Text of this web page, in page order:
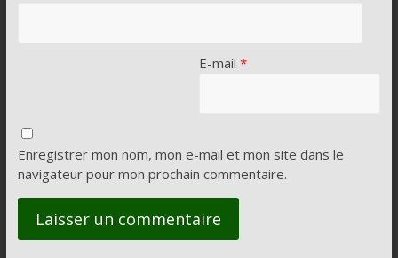
E-mail *
Enregistrer mon nom, mon e-mail et mon site dans le
navigateur pour mon prochain commentaire.